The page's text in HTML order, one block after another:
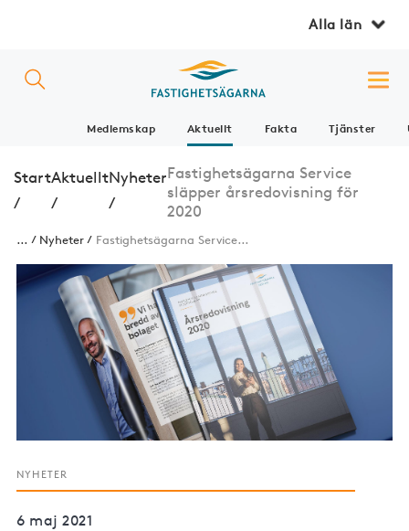
Alla län
Medlemskap Aktuellt Fakta Tjänster
Start
/
Aktuellt
/
Nyheter
/
Fastighetsägarna Service
släpper årsredovisning för
2020
... Nyheter Fastighetsägarna Service...
NYHETER
6 maj 2021